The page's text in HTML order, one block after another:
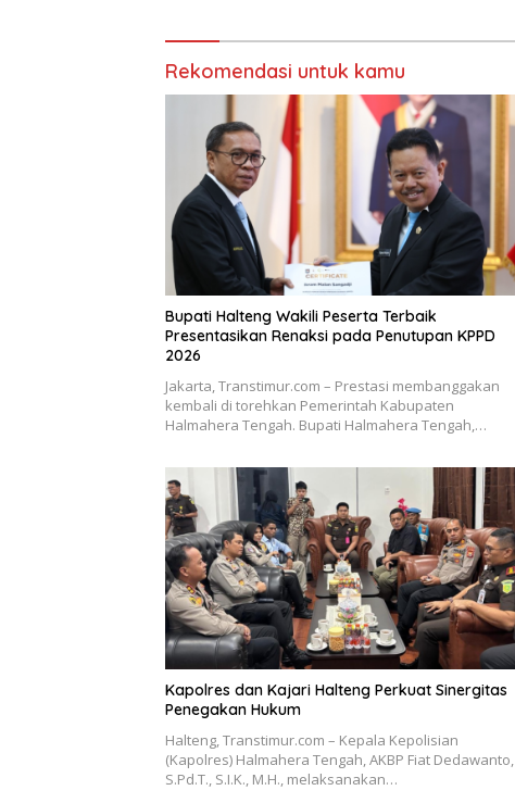
Rekomendasi untuk kamu
Bupati Halteng Wakili Peserta Terbaik
Presentasikan Renaksi pada Penutupan KPPD
2026
Jakarta, Transtimur.com – Prestasi membanggakan
kembali di torehkan Pemerintah Kabupaten
Halmahera Tengah. Bupati Halmahera Tengah,…
Kapolres dan Kajari Halteng Perkuat Sinergitas
Penegakan Hukum
Halteng, Transtimur.com – Kepala Kepolisian
(Kapolres) Halmahera Tengah, AKBP Fiat Dedawanto,
S.Pd.T., S.I.K., M.H., melaksanakan…